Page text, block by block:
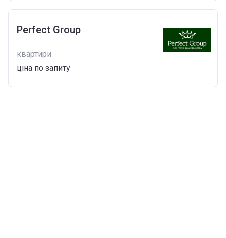
Perfect Group
квартири
ціна по запиту